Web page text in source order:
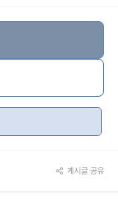
게시글 공유